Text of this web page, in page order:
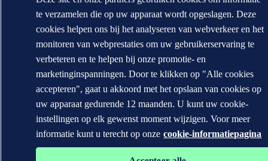
te verzamelen die op uw apparaat wordt opgeslagen. Deze
cookies helpen ons bij het analyseren van webverkeer en het
monitoren van webprestaties om uw gebruikerservaring te
verbeteren en te helpen bij onze promotie- en
marketinginspanningen. Door te klikken op "Alle cookies
accepteren", gaat u akkoord met het opslaan van cookies op
uw apparaat gedurende 12 maanden. U kunt uw cookie-
instellingen op elk gewenst moment wijzigen. Voor meer
informatie kunt u terecht op onze cookie-informatiepagina